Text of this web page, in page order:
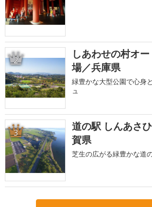
2
しあわせの村オ
場／兵庫県
緑豊かな大型公園で心身
ュ
3
道の駅 しんあさ
賀県
芝生の広がる緑豊かな道